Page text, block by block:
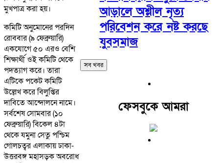
মুখপাত্র করা হয়।
কমিটি অনুমোনের পরদিন
রোববার (৯ ফেব্রুয়ারি)
একযোগে ৫০ এরও বেশি
শিক্ষার্থী ওই কমিটি থেকে
পদত্যাগ করে। তারা
এটিকে পকেট কমিটি
উল্লেখ করে বিলুপ্তির
দাবিতে আন্দোলনে নামে।
সর্বশেষ সোমবার (১০
ফেব্রুয়ারি) বিকেল ৪টা
থেকে যমুনা সেতু পশ্চিম
গোলচত্বর এলাকায় ঢাকা-
উত্তরবঙ্গ মহাসড়ক অবরোধ
আড়ালে অশ্লীল নৃত্য
পরিবেশন করে নষ্ট করছে
যুবসমাজ
সব খবর
ফেসবুকে আমরা